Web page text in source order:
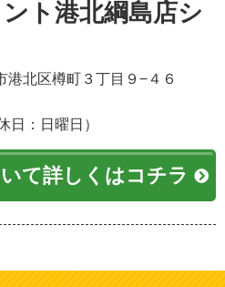
ト港北綱島店シ
港北区樽町３丁目９−４６
日：日曜日）
て詳しくはコチラ